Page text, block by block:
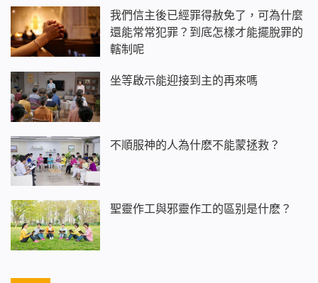
我們信主後已經罪得赦免了，可為什麼
還能常常犯罪？到底怎樣才能擺脫罪的
轄制呢
坐等啟示能迎接到主的再來嗎
不順服神的人為什麽不能蒙拯救？
聖靈作工與邪靈作工的區别是什麽？